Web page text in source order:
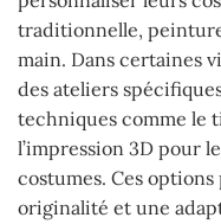
traditionnelle,
main. Dans certaines
des ateliers
techniques comme le
l’impression 3D pour
costumes. Ces
originalité et une